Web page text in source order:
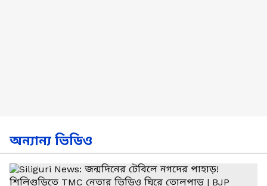
অন্যান্য ভিডিও